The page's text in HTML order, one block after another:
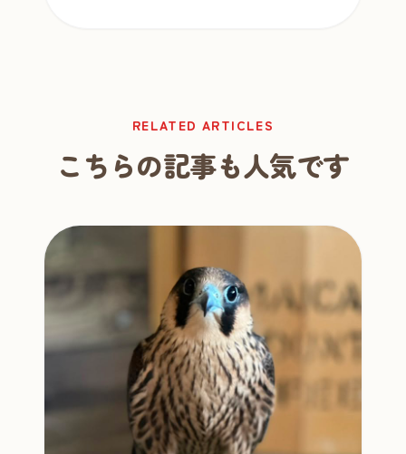
RELATED ARTICLES
こちらの記事も人気です